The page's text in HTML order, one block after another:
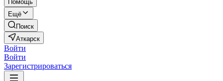
Помощь
Ещё
Поиск
Аткарск
Войти
Войти
Зарегистрироваться